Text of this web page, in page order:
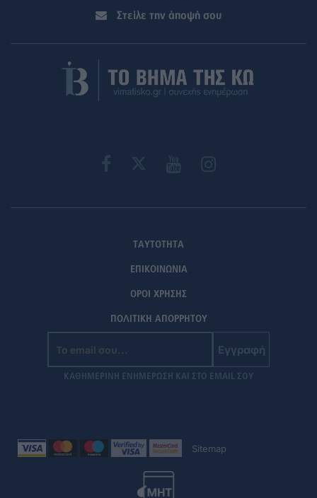
Στείλε την άποψή σου
ΤΑΥΤΟΤΗΤΑ
ΕΠΙΚΟΙΝΩΝΙΑ
ΟΡΟΙ ΧΡΗΣΗΣ
ΠΟΛΙΤΙΚΗ ΑΠΟΡΡΗΤΟΥ
Εγγραφή
ΚΑΘΗΜΕΡΙΝΗ ΕΝΗΜΕΡΩΣΗ ΚΑΙ ΣΤΟ EMAIL ΣΟΥ
Sitemap